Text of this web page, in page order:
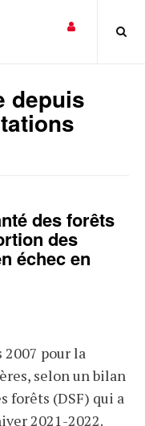
depuis
des forêts
des
échec en
2007 pour la
selon un bilan
forêts (DSF) qui a
2021-2022.